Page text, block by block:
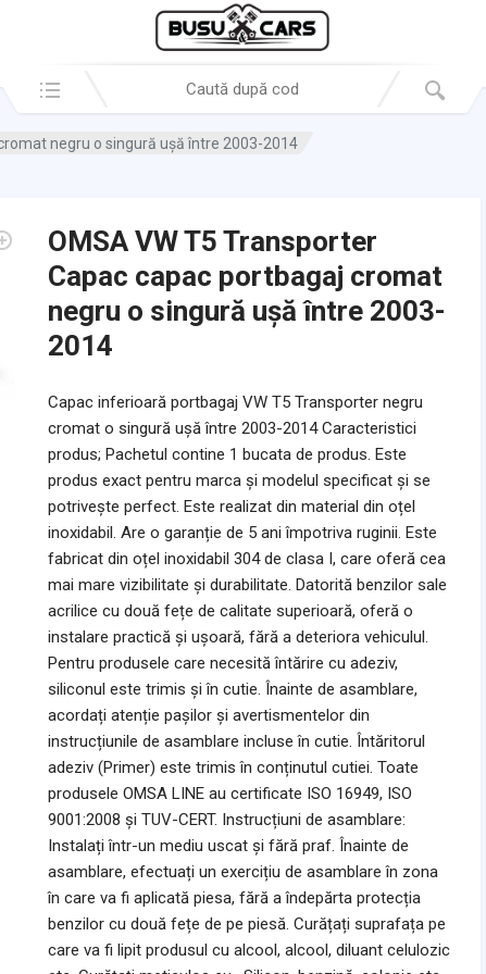
negru o singură uşă între 2003-2014
OMSA VW T5 Transporter
Capac capac portbagaj cromat
negru o singură uşă între 2003-
2014
Capac inferioară portbagaj VW T5 Transporter negru
cromat o singură uşă între 2003-2014 Caracteristici
produs; Pachetul contine 1 bucata de produs. Este
produs exact pentru marca și modelul specificat și se
potrivește perfect. Este realizat din material din oțel
inoxidabil. Are o garanție de 5 ani împotriva ruginii. Este
fabricat din oțel inoxidabil 304 de clasa I, care oferă cea
mai mare vizibilitate și durabilitate. Datorită benzilor sale
acrilice cu două fețe de calitate superioară, oferă o
instalare practică și ușoară, fără a deteriora vehiculul.
Pentru produsele care necesită întărire cu adeziv,
siliconul este trimis și în cutie. Înainte de asamblare,
acordați atenție pașilor și avertismentelor din
instrucțiunile de asamblare incluse în cutie. Întăritorul
adeziv (Primer) este trimis în conținutul cutiei. Toate
produsele OMSA LINE au certificate ISO 16949, ISO
9001:2008 și TUV-CERT. Instrucțiuni de asamblare:
Instalați într-un mediu uscat și fără praf. Înainte de
asamblare, efectuați un exercițiu de asamblare în zona
în care va fi aplicată piesa, fără a îndepărta protecția
benzilor cu două fețe de pe piesă. Curățați suprafața pe
care va fi lipit produsul cu alcool, alcool, diluant celulozic